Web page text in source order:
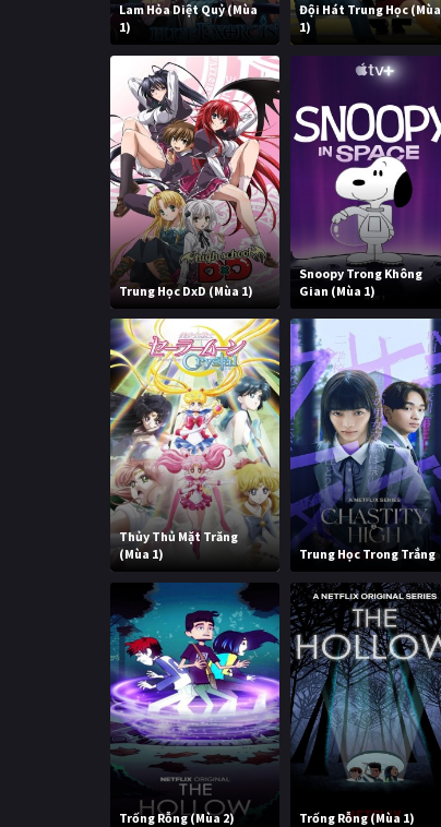
Lam Hỏa Diệt Quỷ (Mùa
1)
Đội Hát Trung Học (Mùa
1)
Trung Học DxD (Mùa 1)
Snoopy Trong Không
Gian (Mùa 1)
Thủy Thủ Mặt Trăng
(Mùa 1)
Trung Học Trong Trắng
Trống Rỗng (Mùa 2) Trống Rỗng (Mùa 1)